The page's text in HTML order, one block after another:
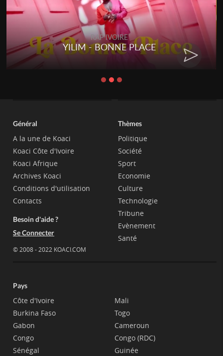
RAP IVOIRE
YILIM - BONNE PLACE
Général
A la une de Koaci
Koaci Côte d'Ivoire
Koaci Afrique
Archives Koaci
Conditions d'utilisation
Contacts
Besoin d'aide ?
Se Connecter
© 2008 - 2022 KOACI.COM
Thèmes
Politique
Société
Sport
Economie
Culture
Technologie
Tribune
Evènement
Santé
Pays
Côte d'Ivoire
Burkina Faso
Gabon
Congo
Sénégal
Mali
Togo
Cameroun
Congo (RDC)
Guinée